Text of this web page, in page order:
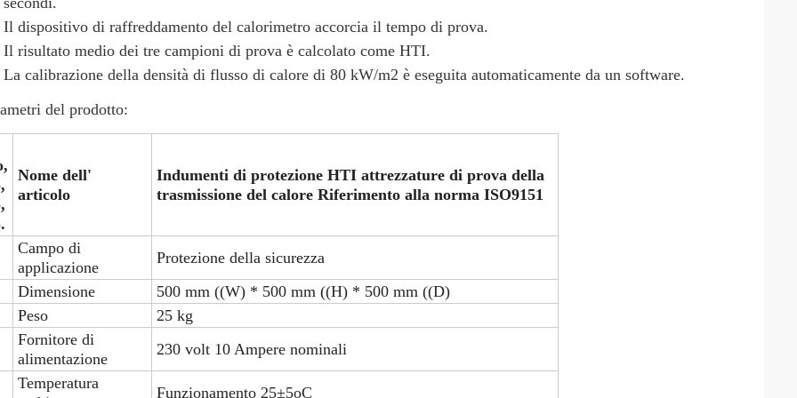
Il dispositivo di raffreddamento del calorimetro accorcia il tempo di prova.
Il risultato medio dei tre campioni di prova è calcolato come HTI.
La calibrazione della densità di flusso di calore di 80 kW/m2 è eseguita automaticamente da un software.
del prodotto:
Nome dell'
articolo
Indumenti di protezione HTI attrezzature di prova della
trasmissione del calore Riferimento alla norma ISO9151
Campo di
applicazione
Protezione della sicurezza
Dimensione
500 mm ((W) * 500 mm ((H) * 500 mm ((D)
Peso
25 kg
Fornitore di
alimentazione
230 volt 10 Ampere nominali
Temperatura
Funzionamento 25±5oC